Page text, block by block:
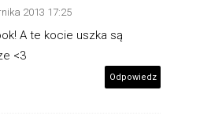
2013 17:25
A te kocie uszka są
<3
Odpowiedz